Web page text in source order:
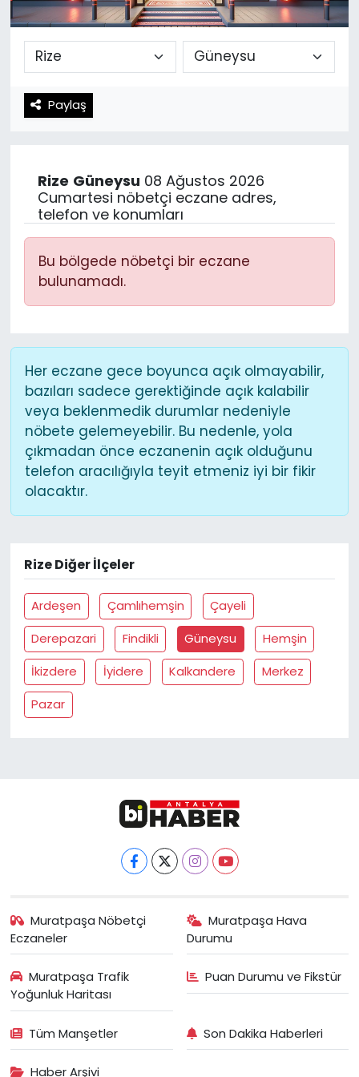
Paylaş
Rize Güneysu 08 Ağustos 2026
Cumartesi nöbetçi eczane adres,
telefon ve konumları
Bu bölgede nöbetçi bir eczane
bulunamadı.
Her eczane gece boyunca açık olmayabilir,
bazıları sadece gerektiğinde açık kalabilir
veya beklenmedik durumlar nedeniyle
nöbete gelemeyebilir. Bu nedenle, yola
çıkmadan önce eczanenin açık olduğunu
telefon aracılığıyla teyit etmeniz iyi bir fikir
olacaktır.
Rize Diğer İlçeler
Ardeşen Çamlıhemşin
Çayeli
Derepazari
Findikli Güneysu
Hemşin
İkizdere
İyidere Kalkandere
Merkez
Pazar
Muratpaşa Nöbetçi
Eczaneler
Muratpaşa Hava
Durumu
Muratpaşa Trafik
Yoğunluk Haritası
Puan Durumu ve Fikstür
Tüm Manşetler Son Dakika Haberleri
Haber Arşivi
Spor
Teknoloji
Resmi İlanlar
Teknoloji
Yaşam
Künye
İletişim